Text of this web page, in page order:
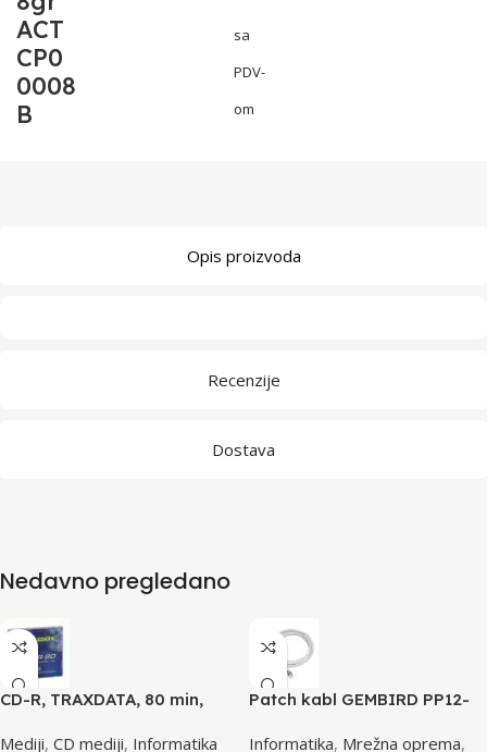
ACT
CP0
0008
B
sa
PDV-
om
Opis proizvoda
Recenzije
Dostava
Nedavno pregledano
CD-R, TRAXDATA, 80 min,
Mediji, CD mediji, Informatika
Patch kabl GEMBIRD PP12-
Informatika, Mrežna oprema,